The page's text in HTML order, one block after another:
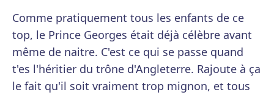
Comme pratiquement tous les enfants de ce
top, le Prince Georges était déjà célèbre avant
même de naitre. C'est ce qui se passe quand
t'es l'héritier du trône d'Angleterre. Rajoute à ça
le fait qu'il soit vraiment trop mignon, et tous